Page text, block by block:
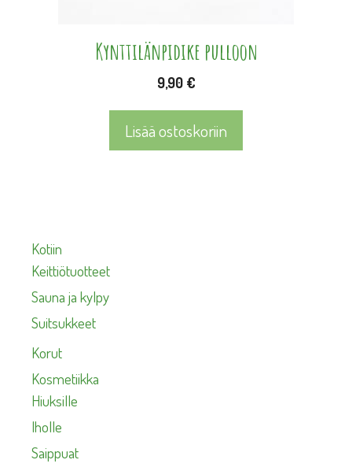
Kynttilänpidike pulloon
9,90 €
Lisää ostoskoriin
Kotiin
Keittiötuotteet
Sauna ja kylpy
Suitsukkeet
Korut
Kosmetiikka
Hiuksille
Iholle
Saippuat